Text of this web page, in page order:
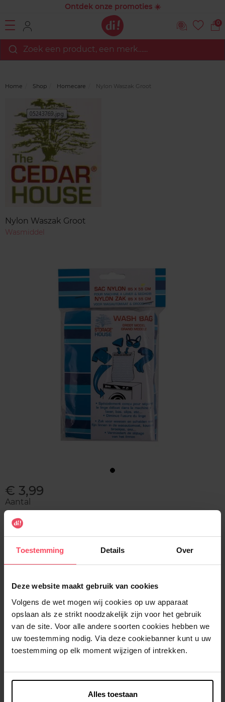
Toestemming Details Over
Deze website maakt gebruik van cookies
Volgens de wet mogen wij cookies op uw apparaat
opslaan als ze strikt noodzakelijk zijn voor het gebruik
van de site. Voor alle andere soorten cookies hebben we
uw toestemming nodig. Via deze cookiebanner kunt u uw
toestemming op elk moment wijzigen of intrekken.
Alles toestaan
Ontdek onze promoties ☀️
0
Zoek een product, een merk…...
Home Shop Homecare Nylon Waszak Groot
Nylon Waszak Groot
Wasmiddel
€ 3,99
Aantal
1
Levering
Voorradig
In winkelmandje
Gratis levering bij aankoop van min. 35€.
Gratis retour in je winkelpunt
Verzending binnen 24u